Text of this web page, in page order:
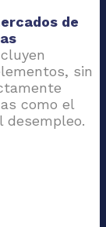
de
sin
como el
desempleo.